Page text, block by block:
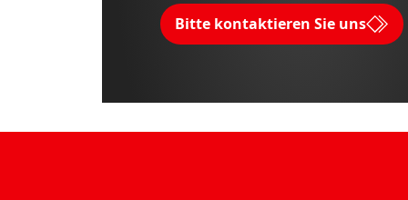
Bitte kontaktieren Sie uns